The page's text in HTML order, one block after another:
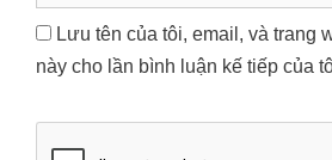
Lưu tên của tôi, email, và trang
này cho lần bình luận kế tiếp của